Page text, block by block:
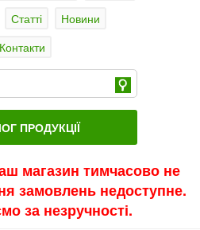
Статті
Новини
Контакти
ПРОДУКЦІЇ
магазин тимчасово не
замовлень недоступне.
за незручності.